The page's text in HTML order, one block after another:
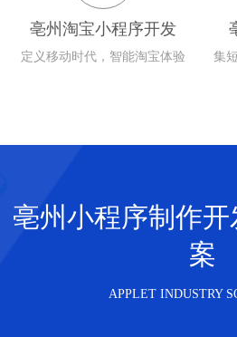
亳州淘宝小程序开发
定义移动时代，智能淘宝体验
集
亳州小程序制作
案
APPLET INDUSTRY